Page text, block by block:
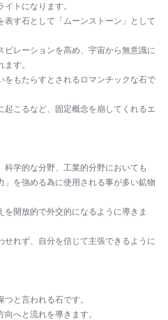
トになります。
表す石として「ムーンストーン」として
ピレーションを高め、宇宙から無意識に
す。
をもたらすとされるロマンチックな石で
こるなど、固定概念を崩してくれるエ
学的な分野、工業的分野においても
」を強める為に使用される事が多い鉱物
開放的で外交的になるように導きま
れず、自分を信じて主張できるように
と言われる石です。
へと流れを導きます。